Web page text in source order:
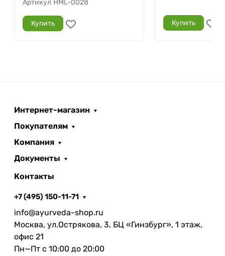
Артикул HML-0028
Купить Купить
Интернет-магазин
Покупателям
Компания
Документы
Контакты
+7 (495) 150-11-71
info@ayurveda-shop.ru
Москва, ул.Острякова, 3, БЦ «Гинзбург», 1 этаж,
офис 21
Пн—Пт с 10:00 до 20:00